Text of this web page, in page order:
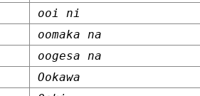
ooi ni
oomaka na
oogesa na
Ookawa